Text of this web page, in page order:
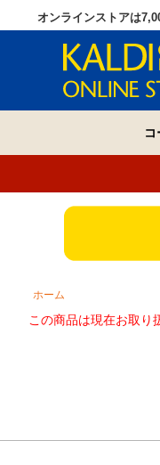
オンラインストアは
コ
ホーム
この商品は現在お取り